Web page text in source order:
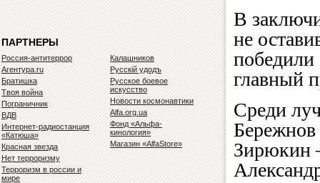
ПАРТНЕРЫ
Россия-антитеррор
Агентура.ru
Братишка
Твоя война
Пограничник
ВДВ
Интернет-радиостанция
«Катюша»
Красная звезда
Нет терроризму
Терроризм в россии и
мире
Калашников
Русскiй удодъ
Русское боевое
искусство
Новости космонавтики
Alfa.org.ua
Фонд «Альфа-
кинология»
Магазин «AlfaStore»
В
не
главный
Среди
Зирюкин